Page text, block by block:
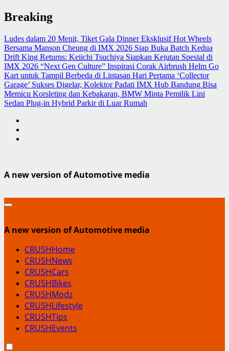
Skip
to
Breaking
Ludes dalam 20 Menit, Tiket Gala Dinner Eksklusif Hot Wheels
Bersama Manson Cheung di IMX 2026 Siap Buka Batch Kedua
Drift King Returns: Keiichi Tsuchiya Siapkan Kejutan Spesial di
IMX 2026 “Next Gen Culture” Inspirasi Corak Airbrush Helm Go
Kart untuk Tampil Berbeda di Lintasan Hari Pertama ‘Collector
Garage’ Sukses Digelar, Kolektor Padati IMX Hub Bandung Bisa
Memicu Korsleting dan Kebakaran, BMW Minta Pemilik Lini
Sedan Plug-in Hybrid Parkir di Luar Rumah
A new version of Automotive media
A new version of Automotive media
CRUSHHome
CRUSHNews
CRUSHCars
CRUSHBikes
CRUSHModz
CRUSHLifestyle
CRUSHTips
CRUSHEvents